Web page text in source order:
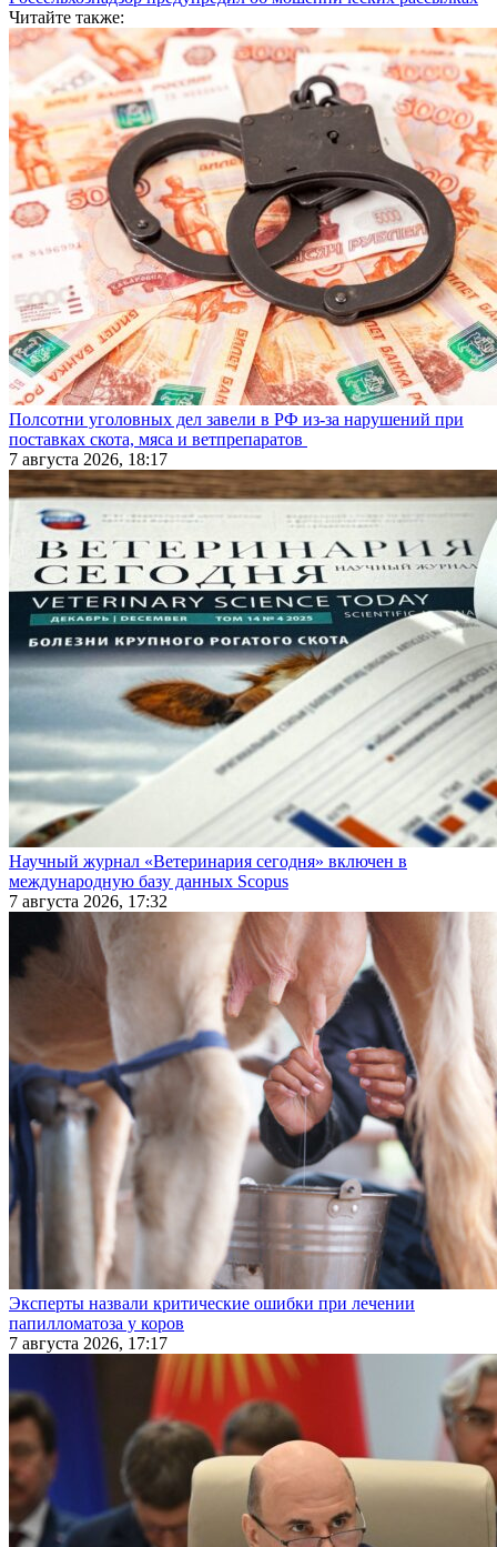
Читайте также:
Полсотни уголовных дел завели в РФ из-за нарушений при
поставках скота, мяса и ветпрепаратов
7 августа 2026, 18:17
Научный журнал «Ветеринария сегодня» включен в
международную базу данных Scopus
7 августа 2026, 17:32
Эксперты назвали критические ошибки при лечении
папилломатоза у коров
7 августа 2026, 17:17